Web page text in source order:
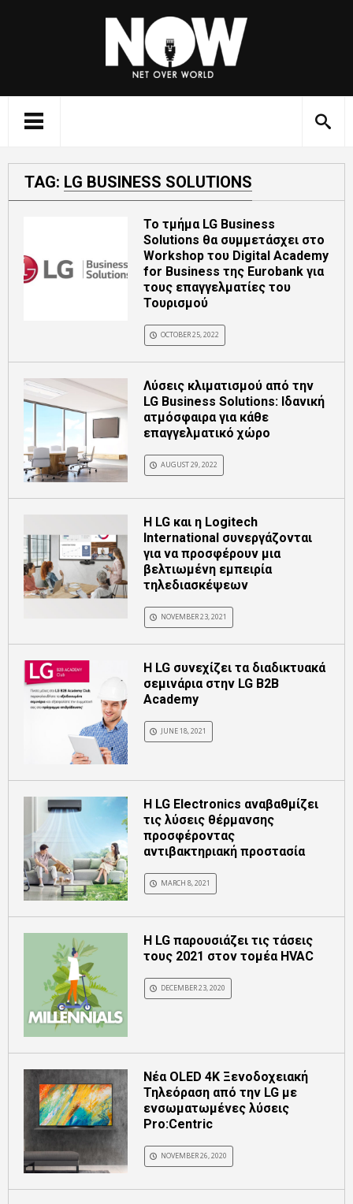
TAG: LG BUSINESS SOLUTIONS
Το τμήμα LG Business
Solutions θα συμμετάσχει στο
Workshop του Digital Academy
for Business της Eurobank για
τους επαγγελματίες του
Τουρισμού
OCTOBER 25, 2022
Λύσεις κλιματισμού από την
LG Business Solutions: Ιδανική
ατμόσφαιρα για κάθε
επαγγελματικό χώρο
AUGUST 29, 2022
Η LG και η Logitech
International συνεργάζονται
για να προσφέρουν μια
βελτιωμένη εμπειρία
τηλεδιασκέψεων
NOVEMBER 23, 2021
Η LG συνεχίζει τα διαδικτυακά
σεμινάρια στην LG B2B
Academy
JUNE 18, 2021
Η LG Electronics αναβαθμίζει
τις λύσεις θέρμανσης
προσφέροντας
αντιβακτηριακή προστασία
MARCH 8, 2021
H LG παρουσιάζει τις τάσεις
τους 2021 στον τομέα HVAC
DECEMBER 23, 2020
Νέα OLED 4K Ξενοδοχειακή
Τηλεόραση από την LG με
ενσωματωμένες λύσεις
Pro:Centric
NOVEMBER 26, 2020